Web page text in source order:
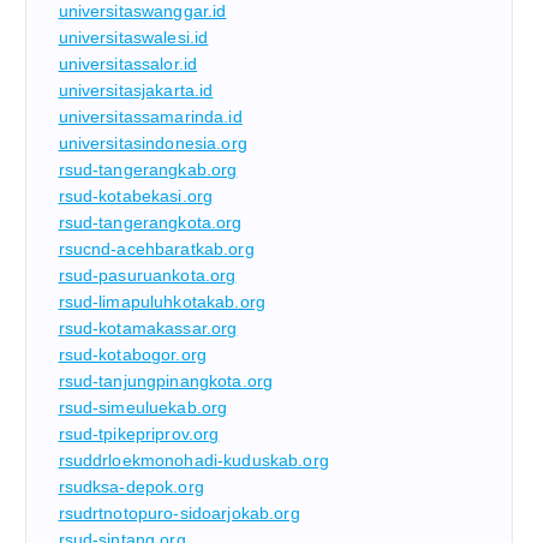
universitaswanggar.id
universitaswalesi.id
universitassalor.id
universitasjakarta.id
universitassamarinda.id
universitasindonesia.org
rsud-tangerangkab.org
rsud-kotabekasi.org
rsud-tangerangkota.org
rsucnd-acehbaratkab.org
rsud-pasuruankota.org
rsud-limapuluhkotakab.org
rsud-kotamakassar.org
rsud-kotabogor.org
rsud-tanjungpinangkota.org
rsud-simeuluekab.org
rsud-tpikepriprov.org
rsuddrloekmonohadi-kuduskab.org
rsudksa-depok.org
rsudrtnotopuro-sidoarjokab.org